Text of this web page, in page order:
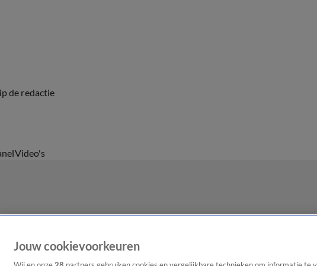
de redactie
Video's
Jouw cookievoorkeuren